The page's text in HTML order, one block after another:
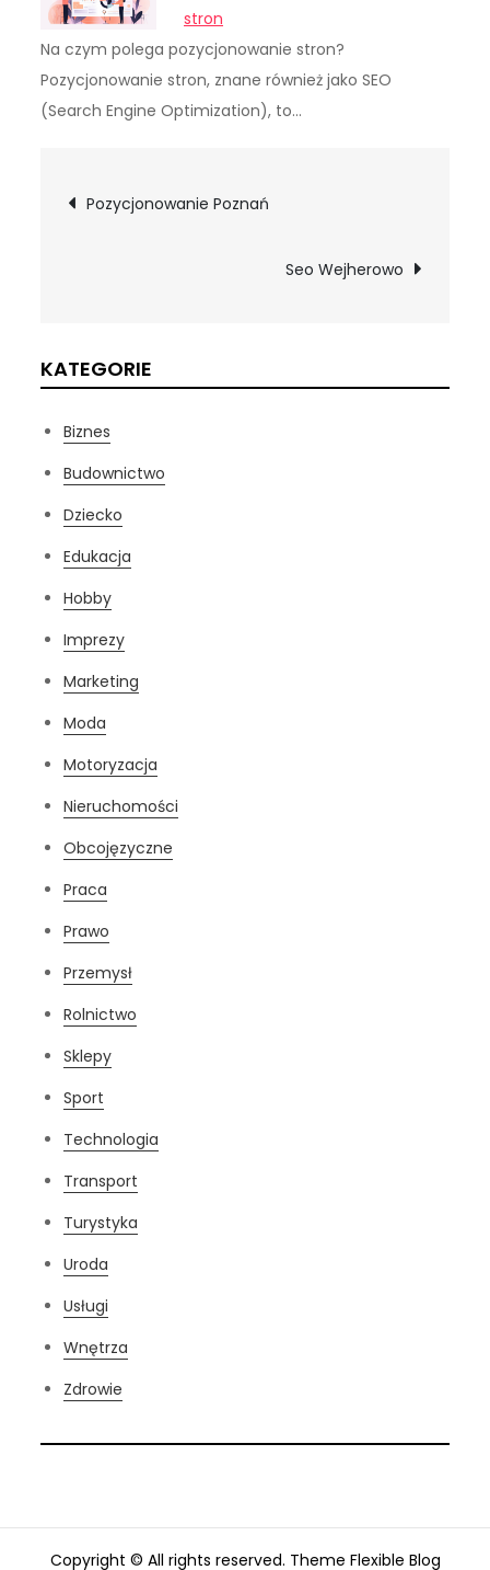
stron
Na czym polega pozycjonowanie stron?
Pozycjonowanie stron, znane również jako SEO
(Search Engine Optimization), to…
Nawigacja
Pozycjonowanie Poznań
Seo Wejherowo
KATEGORIE
Biznes
Budownictwo
Dziecko
Edukacja
Hobby
Imprezy
Marketing
Moda
Motoryzacja
Nieruchomości
Obcojęzyczne
Praca
Prawo
Przemysł
Rolnictwo
Sklepy
Sport
Technologia
Transport
Turystyka
Uroda
Usługi
Wnętrza
Zdrowie
Copyright © All rights reserved. Theme Flexible Blog